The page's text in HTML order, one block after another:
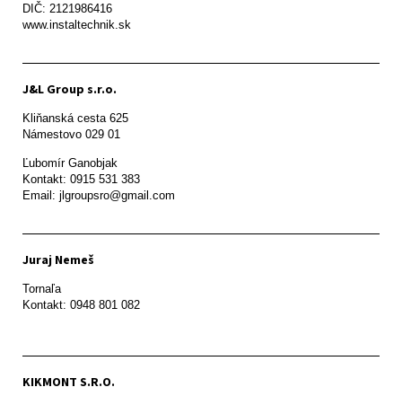
DIČ: 2121986416
www.instaltechnik.sk
J&L Group s.r.o.
Kliňanská cesta 625
Námestovo 029 01
Ľubomír Ganobjak
Kontakt: 0915 531 383
Email: jlgroupsro@gmail.com
Juraj Nemeš
Tornaľa
Kontakt: 0948 801 082
KIKMONT S.R.O.